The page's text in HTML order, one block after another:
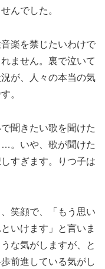
んでした。
楽を禁じたいわけで
ません。裏で泣いて
が、人々の本当の気
。
聞きたい歌を聞けた
。いや、歌が聞けた
すぎます。りつ子は
笑顔で、「もう思い
いけます」と言いま
な気がしますが、と
前進している気がし